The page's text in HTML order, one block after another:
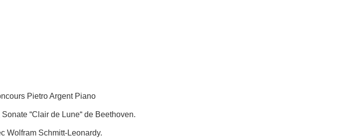
Pietro Argent Piano
“Clair de Lune“ de Beethoven.
Wolfram Schmitt-Leonardy.